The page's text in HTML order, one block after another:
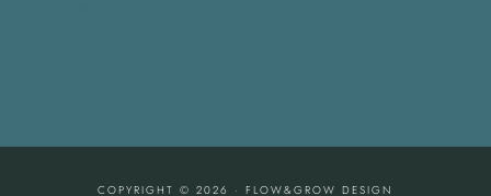
COPYRIGHT © 2026 · FLOW&GROW DESIGN